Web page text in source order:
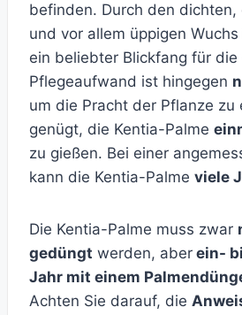
befinden. Durch den dichten,
und vor allem üppigen
ein beliebter Blickfang für die
Pflegeaufwand ist hingegen
um die Pracht der Pflanze zu
genügt, die Kentia-Palme
zu gießen. Bei einer
kann die Kentia-Palme viele
Die Kentia-Palme muss zwar
gedüngt werden, aber ein-
Jahr mit einem
Achten Sie darauf, die